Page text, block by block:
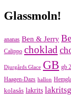
Glassmoln!
ananas Ben & Jerry
Calippo choklad
Djurgårds Glace GB gb
Haagen-Dazs hallon
kolasås lakrits